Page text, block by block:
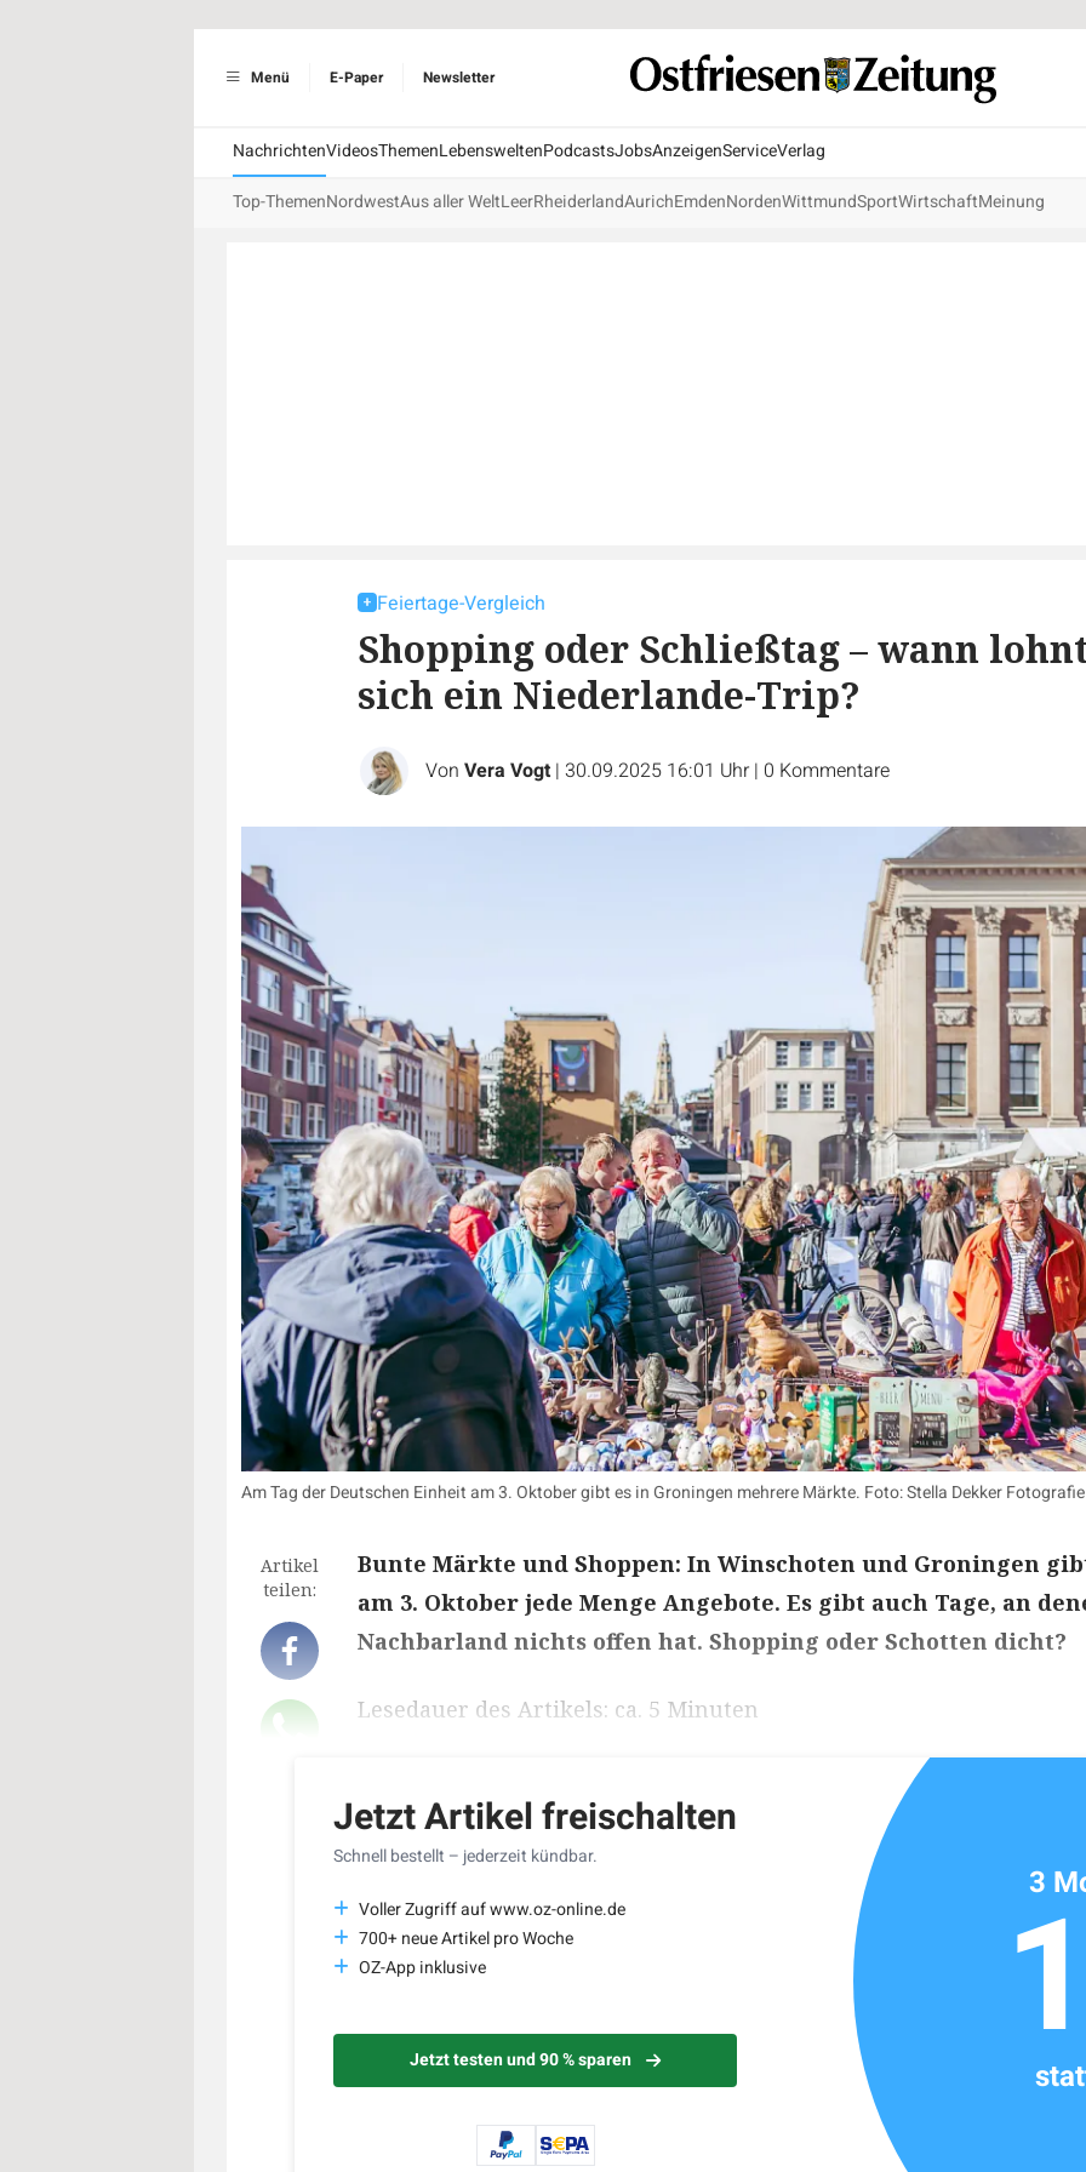
Menü E-Paper Newsletter
NachrichtenVideosThemenLebensweltenPodcastsJobsAnzeigenServiceVerlag
Top-ThemenNordwestAus aller WeltLeerRheiderlandAurichEmdenNordenWittmundSportWirtschaftMeinung
Feiertage-Vergleich
Shopping oder Schließtag – wann
sich ein Niederlande-Trip?
Von Vera Vogt | 30.09.2025 16:01 Uhr | 0 Kommentare
Am Tag der Deutschen Einheit am 3. Oktober gibt es in Groningen mehrere Märkte. Foto: Stella Dekker Fotografie
Artikel
teilen:
Bunte Märkte und Shoppen: In Winschoten und Groningen
am 3. Oktober jede Menge Angebote. Es gibt auch Tage, an
Nachbarland nichts offen hat. Shopping oder Schotten dicht?
Lesedauer des Artikels: ca. 5 Minuten
Jetzt Artikel freischalten
Schnell bestellt – jederzeit kündbar.
Voller Zugriff auf www.oz-online.de
700+ neue Artikel pro Woche
OZ-App inklusive
Jetzt testen und 90 % sparen
3